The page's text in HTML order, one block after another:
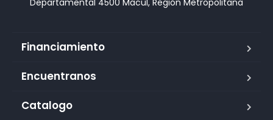
Financiamiento
Encuentranos
Catalogo